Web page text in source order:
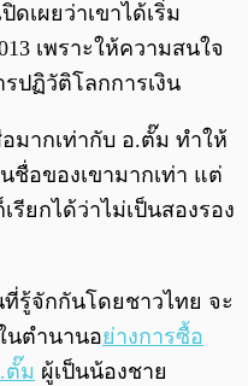
ดเผยว่าเขาได้เริ่ม
เพราะให้ความสนใจ
ปฏิวัติโลกการเงิน
มากเท่ากับ อ.ตั๊ม ทำให้
ชื่อของเขามากเท่า แต่
รียกได้ว่าไม่เป็นสองรอง
รู้จักกันโดยชาวไทย จะ
นตำนานอย่างการซื้อ
ตั๊ม ผู้เป็นน้องชาย